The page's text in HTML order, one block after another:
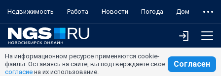
Недвижимость Работа Новости Погода Дом
На информационном ресурсе применяются cookie-
файлы. Оставаясь на сайте, вы подтверждаете свое
согласие на их использование.
Согласен